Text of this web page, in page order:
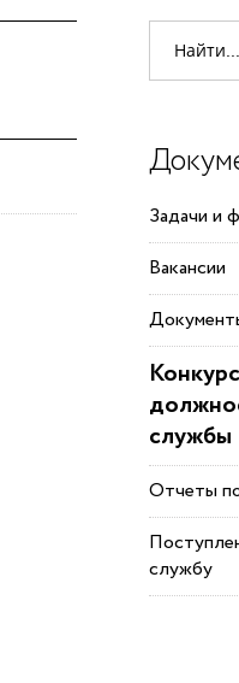
Задачи и
Вакансии
службы
Отчеты
службу